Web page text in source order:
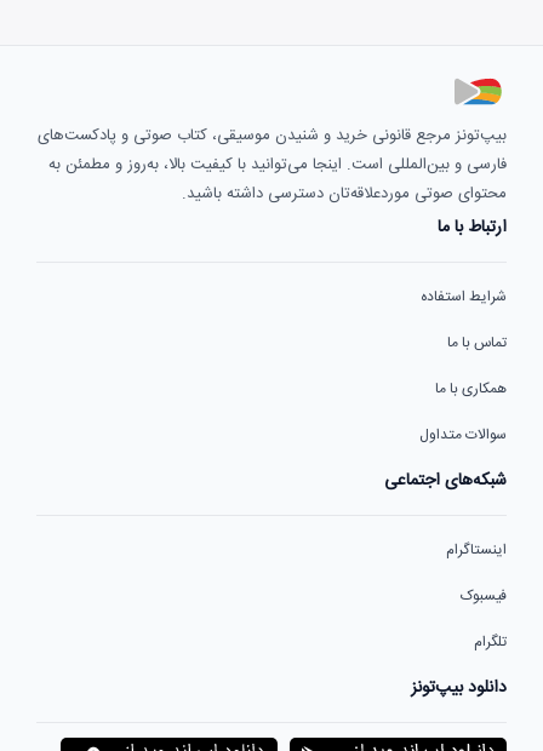
بیپ‌تونز مرجع قانونی خرید و شنیدن موسیقی، کتاب صوتی و پادکست‌های
فارسی و بین‌المللی است. اینجا می‌توانید با کیفیت بالا، به‌روز و مطمئن به
محتوای صوتی موردعلاقه‌تان دسترسی داشته باشید.
ارتباط با ما
شرایط استفاده
تماس با ما
همکاری با ما
سوالات متداول
شبکه‌های اجتماعی
اینستاگرام
فیسبوک
تلگرام
دانلود بیپ‌تونز